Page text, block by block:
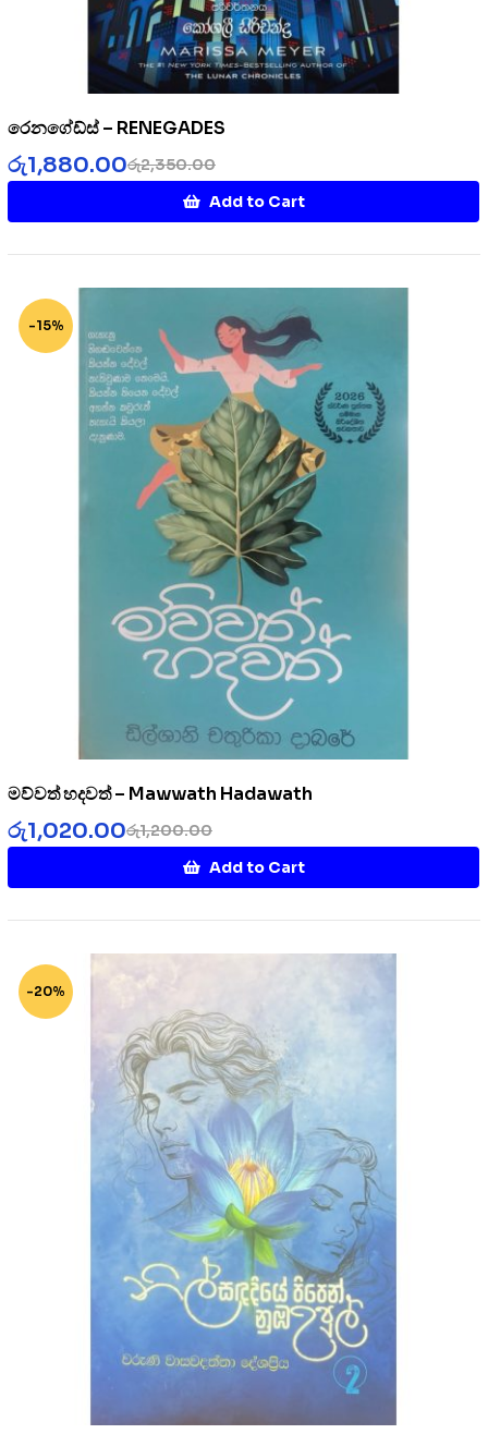
රෙනගේඩ්ස් – RENEGADES
රු2,350.00
රු1,880.00
Add to Cart
-15%
මව්වත් හදවත් – Mawwath Hadawath
රු1,200.00
රු1,020.00
Add to Cart
-20%